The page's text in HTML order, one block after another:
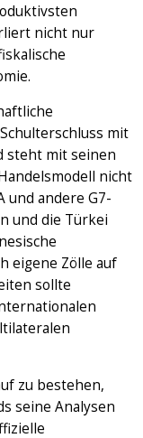
nicht nur
mit
steht mit seinen
nicht
und andere G7-
und die Türkei
eigene Zölle auf
sollte
zu bestehen,
seine Analysen